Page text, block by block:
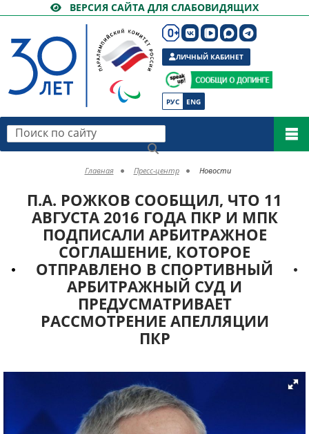
ВЕРСИЯ САЙТА ДЛЯ СЛАБОВИДЯЩИХ
РУС ENG
ЛИЧНЫЙ КАБИНЕТ
Поиск по сайту
Главная Пресс-центр Новости
П.А. РОЖКОВ СООБЩИЛ, ЧТО 11
АВГУСТА 2016 ГОДА ПКР И МПК
ПОДПИСАЛИ АРБИТРАЖНОЕ
СОГЛАШЕНИЕ, КОТОРОЕ
ОТПРАВЛЕНО В СПОРТИВНЫЙ
АРБИТРАЖНЫЙ СУД И
ПРЕДУСМАТРИВАЕТ
РАССМОТРЕНИЕ АПЕЛЛЯЦИИ
ПКР